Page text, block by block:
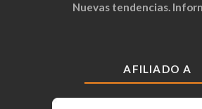
Nuevas tendencias.
AFILIADO A